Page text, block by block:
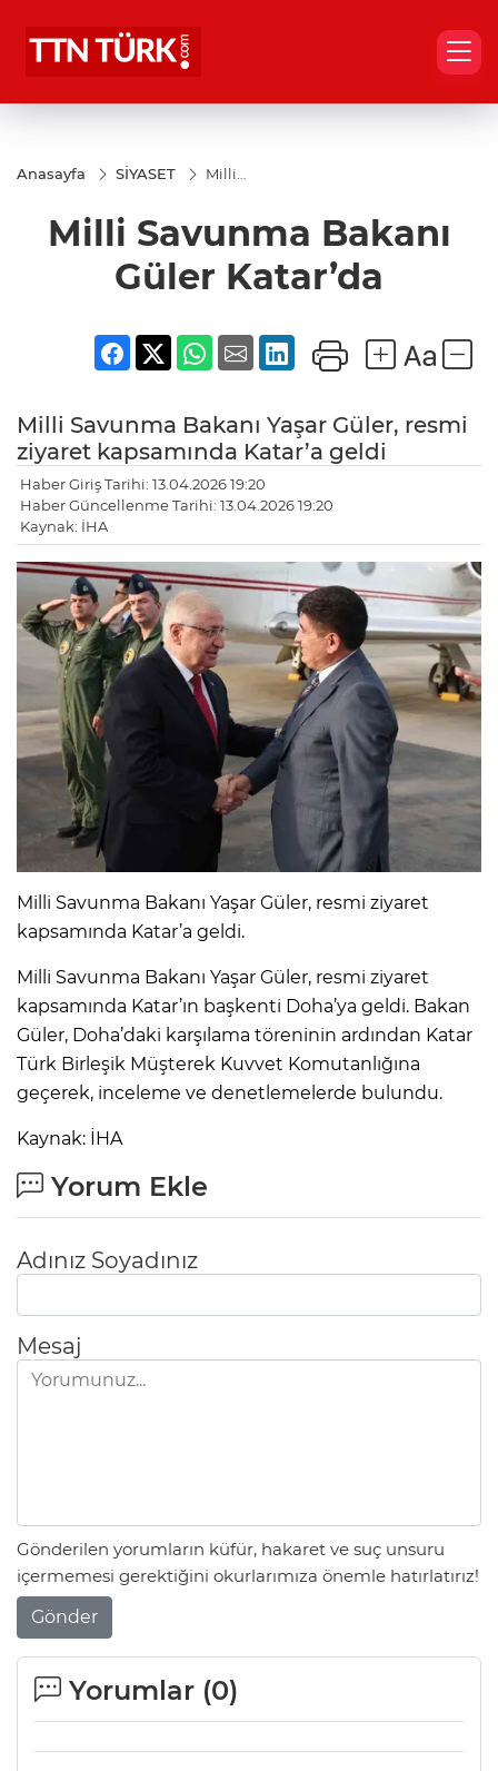
Anasayfa SİYASET
Milli
Güler
Katar’da
Milli Savunma Bakanı
Güler Katar’da
Milli Savunma Bakanı Yaşar Güler, resmi
ziyaret kapsamında Katar’a geldi
Haber Giriş Tarihi: 13.04.2026 19:20
Haber Güncellenme Tarihi: 13.04.2026 19:20
Kaynak: İHA
Milli Savunma Bakanı Yaşar Güler, resmi ziyaret
kapsamında Katar’a geldi.
Milli Savunma Bakanı Yaşar Güler, resmi ziyaret
kapsamında Katar’ın başkenti Doha’ya geldi. Bakan
Güler, Doha’daki karşılama töreninin ardından Katar
Türk Birleşik Müşterek Kuvvet Komutanlığına
geçerek, inceleme ve denetlemelerde bulundu.
Kaynak: İHA
Yorum Ekle
Adınız Soyadınız
Mesaj
Gönderilen yorumların küfür, hakaret ve suç unsuru
içermemesi gerektiğini okurlarımıza önemle hatırlatırız!
Gönder
Yorumlar (0)